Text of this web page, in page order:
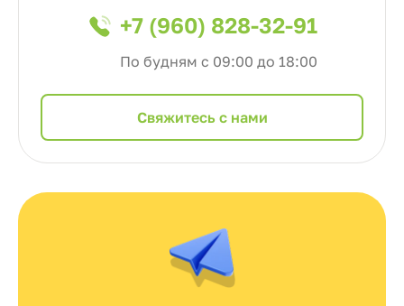
+7 (960) 828-32-91
По будням с 09:00 до 18:00
Cвяжитесь с нами